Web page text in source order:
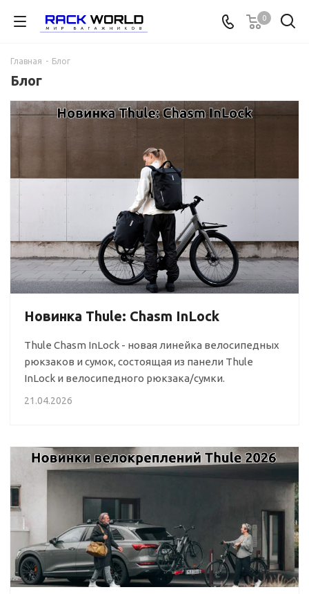
0
Главная - Блог
Блог
Новинка Thule: Chasm InLock
Thule Chasm InLock - новая линейка велосипедных
рюкзаков и сумок, состоящая из панели Thule
InLock и велосипедного рюкзака/сумки.
21.04.2026